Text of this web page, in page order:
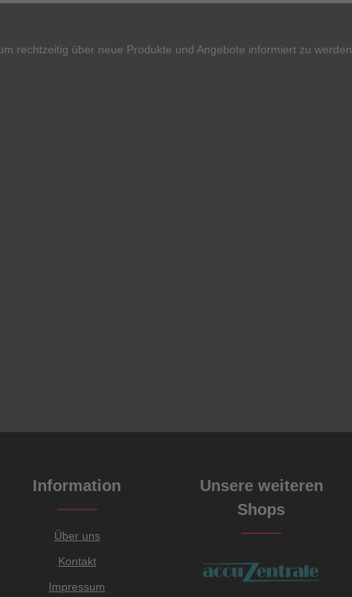
rechtzeitig über neue Produkte und Angebote informiert zu werden.
Information
Über uns
Kontakt
Impressum
Unsere weiteren
Shops